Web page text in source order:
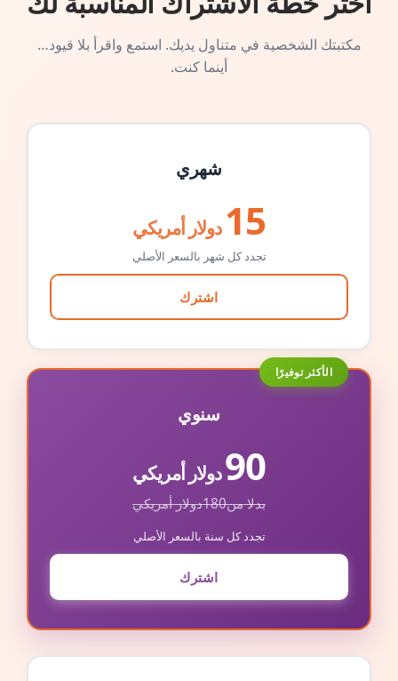
مكتبتك الشخصية في متناول يديك. استمع واقرأ بلا قيود…
أينما كنت.
شهري
15 دولار أمريكي
تجدد كل شهر بالسعر الأصلي
اشترك
الأكثر توفيرًا
سنوي
90دولار أمريكي
بدلا من180دولار أمريكي
تجدد كل سنة بالسعر الأصلي
اشترك